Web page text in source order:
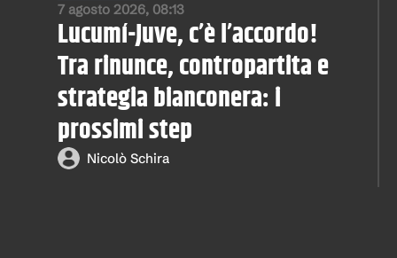
7 agosto 2026, 08:13
Lucumí-Juve, c’è l’accordo!
Tra rinunce, contropartita e
strategia bianconera: i
prossimi step
Nicolò Schira